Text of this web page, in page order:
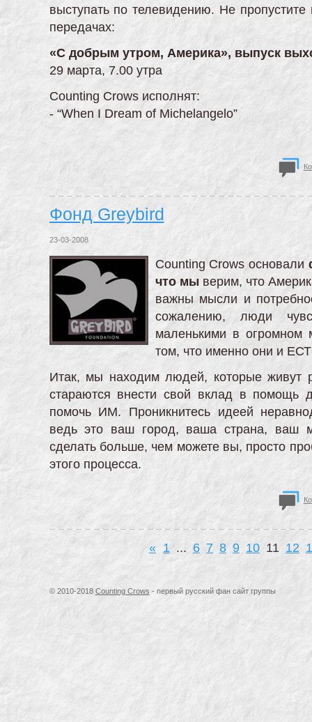
выступать по телевидению. Не
передачах:
«С добрым утром, Америка», выпуск
29 марта, 7.00 утра
Counting Crows исполнят:
- “When I Dream of Michelangelo”
Фонд Greybird
23-03-2008
Counting Crows основали
что мыверим, что
важны мысли и
сожалению, люди
маленькими в
том, что именно они и
Итак, мы находим людей, которые живут
стараются внести свой вклад в помощь
помочь ИМ. Проникнитесь идеей
ведь это ваш город, ваша страна, ваш
сделать больше, чем можете вы, просто
этого процесса.
« 1 ... 6 7 8 9 10 11 12
© 2010-2018 Counting Crows - первый русский фан сайт группы